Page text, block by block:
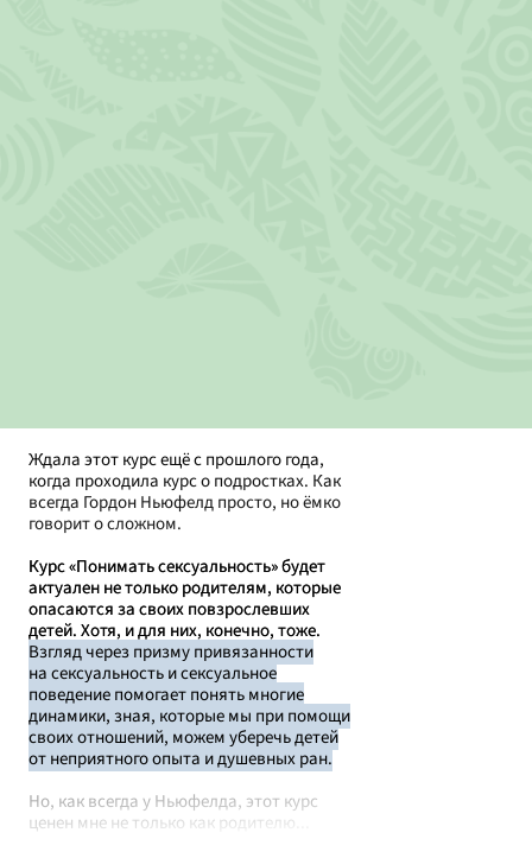
Ждала этот курс ещё с прошлого года,
когда проходила курс о подростках. Как
всегда Гордон Ньюфелд просто, но ёмко
говорит о сложном.
Курс «Понимать сексуальность» будет
актуален не только родителям, которые
опасаются за своих повзрослевших
детей. Хотя, и для них, конечно, тоже.
Взгляд через призму привязанности
на сексуальность и сексуальное
поведение помогает понять многие
динамики, зная, которые мы при помощи
своих отношений, можем уберечь детей
от неприятного опыта и душевных ран.
Но, как всегда у Ньюфелда, этот курс
ценен мне не только как родителю...